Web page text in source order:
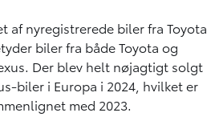
af nyregistrerede biler fra Toyota
biler fra både Toyota og
Der blev helt nøjagtigt solgt
biler i Europa i 2024, hvilket er
med 2023.